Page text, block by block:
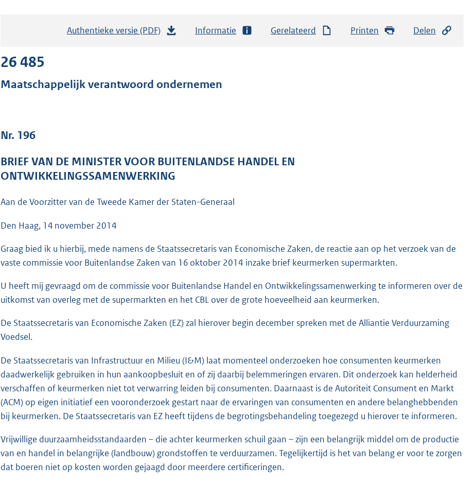
Authentieke versie (PDF)
a
r
o
o
t
4
0
Informatie Gerelateerd Printen Delen
26 485
Maatschappelijk verantwoord ondernemen
Nr. 196
BRIEF VAN DE MINISTER VOOR BUITENLANDSE HANDEL EN
ONTWIKKELINGSSAMENWERKING
Aan de Voorzitter van de Tweede Kamer der Staten-Generaal
Den Haag, 14 november 2014
Graag bied ik u hierbij, mede namens de Staatssecretaris van Economische Zaken, de reactie aan op het verzoek van de
vaste commissie voor Buitenlandse Zaken van 16 oktober 2014 inzake brief keurmerken supermarkten.
U heeft mij gevraagd om de commissie voor Buitenlandse Handel en Ontwikkelingssamenwerking te informeren over de
uitkomst van overleg met de supermarkten en het CBL over de grote hoeveelheid aan keurmerken.
De Staatssecretaris van Economische Zaken (EZ) zal hierover begin december spreken met de Alliantie Verduurzaming
Voedsel.
De Staatssecretaris van Infrastructuur en Milieu (I&M) laat momenteel onderzoeken hoe consumenten keurmerken
daadwerkelijk gebruiken in hun aankoopbesluit en of zij daarbij belemmeringen ervaren. Dit onderzoek kan helderheid
verschaffen of keurmerken niet tot verwarring leiden bij consumenten. Daarnaast is de Autoriteit Consument en Markt
(ACM) op eigen initiatief een vooronderzoek gestart naar de ervaringen van consumenten en andere belanghebbenden
bij keurmerken. De Staatssecretaris van EZ heeft tijdens de begrotingsbehandeling toegezegd u hierover te informeren.
Vrijwillige duurzaamheidsstandaarden – die achter keurmerken schuil gaan – zijn een belangrijk middel om de productie
van en handel in belangrijke (landbouw) grondstoffen te verduurzamen. Tegelijkertijd is het van belang er voor te zorgen
dat boeren niet op kosten worden gejaagd door meerdere certificeringen.